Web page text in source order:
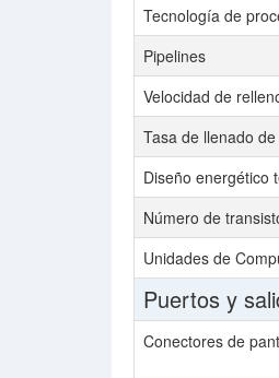
Tecnología de
Pipelines
Velocidad de
Tasa de llenado
Diseño energético
Número de
Unidades de
Puertos y
Conectores de